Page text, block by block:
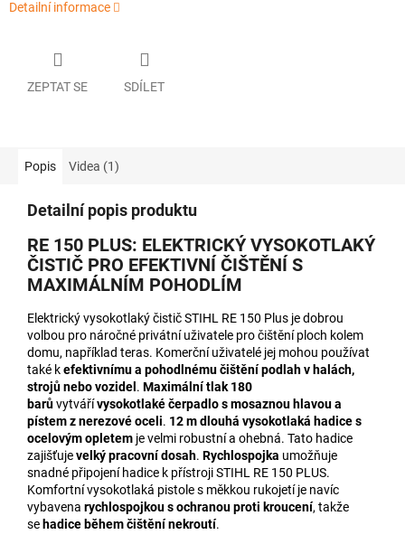
Detailní informace
ZEPTAT SE SDÍLET
Popis Videa (1)
Detailní popis produktu
RE 150 PLUS: ELEKTRICKÝ VYSOKOTLAKÝ
ČISTIČ PRO EFEKTIVNÍ ČIŠTĚNÍ S
MAXIMÁLNÍM POHODLÍM
Elektrický vysokotlaký čistič STIHL RE 150 Plus je dobrou
volbou pro náročné privátní uživatele pro čištění ploch kolem
domu, například teras. Komerční uživatelé jej mohou používat
také kefektivnímu a pohodlnému čištění podlah v halách,
strojů nebo vozidel. Maximální tlak 180
barůvytvářívysokotlaké čerpadlo s mosaznou hlavou a
pístem z nerezové oceli. 12 m dlouhá vysokotlaká hadice s
ocelovým opletem je velmi robustní a ohebná. Tato hadice
zajišťujevelký pracovní dosah. Rychlospojka umožňuje
snadné připojení hadice k přístroji STIHL RE 150 PLUS.
Komfortní vysokotlaká pistole s měkkou rukojetí je navíc
vybavena rychlospojkou s ochranou proti kroucení, takže
sehadice během čištění nekroutí.